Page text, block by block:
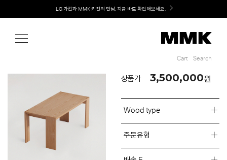
Welcome! 신규 회원가입 시 MMK Shop Coupon (총 60만원) 지급
Cart Search
상품가 3,500,000원
Wood type
주문유형